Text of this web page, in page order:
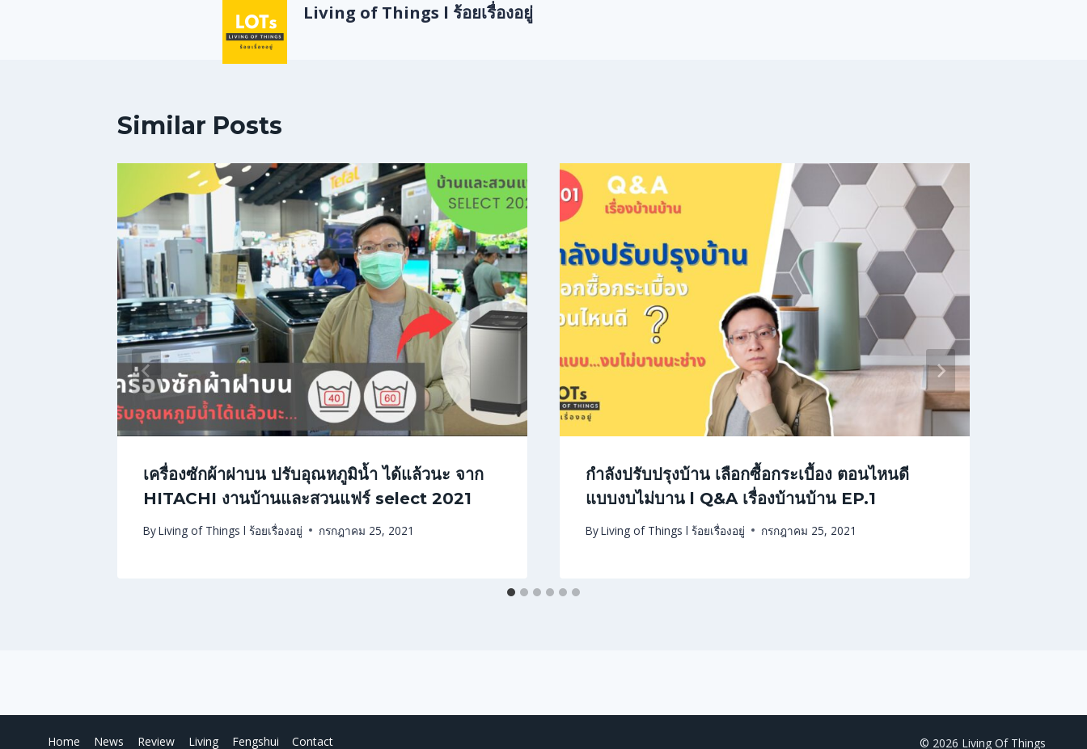
Living of Things l ร้อยเรื่องอยู่
Similar Posts
เครื่องซักผ้าฝาบน ปรับอุณหภูมิน้ำ ได้แล้วนะ จาก
HITACHI งานบ้านและสวนแฟร์ select 2021
ByLiving of Things l ร้อยเรื่องอยู่ กรกฎาคม 25, 2021
กำลังปรับปรุงบ้าน เลือกซื้อกระเบื้อง ตอนไหนดี
แบบงบไม่บาน l Q&A เรื่องบ้านบ้าน EP.1
ByLiving of Things l ร้อยเรื่องอยู่ กรกฎาคม 25, 2021
Home News Review Living Fengshui Contact © 2026 Living Of Things